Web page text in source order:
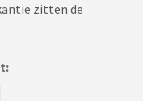
zitten de
aansloot op hun
voorheen hadden